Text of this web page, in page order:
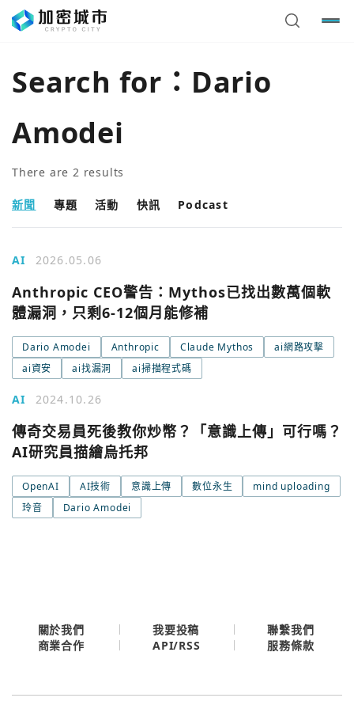
Search for： Dario
Amodei
There are 2 results
新聞 專題 活動 快訊 Podcast
AI 2026.05.06
Anthropic CEO警告：Mythos已找出數萬個軟
體漏洞，只剩6-12個月能修補
Dario Amodei Anthropic Claude Mythos
ai網路攻擊
ai資安
ai找漏洞 ai掃描程式碼
AI 2024.10.26
傳奇交易員死後教你炒幣？「意識上傳」可行嗎？
AI研究員描繪烏托邦
OpenAI AI技術 意識上傳 數位永生
mind uploading
玲音
Dario Amodei
今日熱門
使用以下帳號繼續
Apple
Email
您已閒置5分鐘，請點擊關閉按鈕或空白處，即可回到加密
城市
今日熱門
關閉
關於我們 我要投稿
聯繫我們
商業合作
API/RSS 服務條款